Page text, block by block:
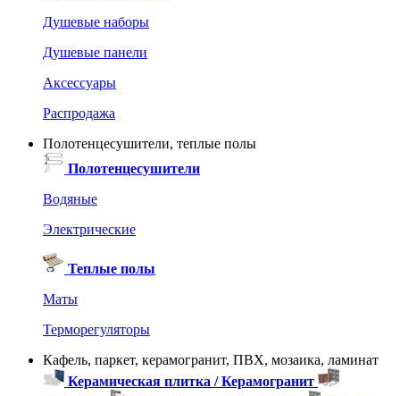
Душевые наборы
Душевые панели
Аксессуары
Распродажа
Полотенцесушители, теплые полы
Полотенцесушители
Водяные
Электрические
Теплые полы
Маты
Терморегуляторы
Кафель, паркет, керамогранит, ПВХ, мозаика, ламинат
Керамическая плитка / Керамогранит